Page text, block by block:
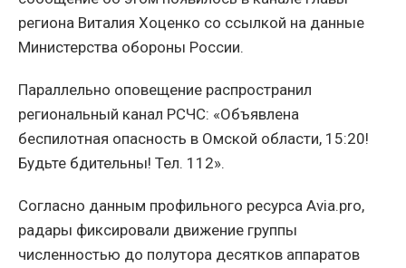
региона Виталия Хоценко со ссылкой на данные
Министерства обороны России.
Параллельно оповещение распространил
региональный канал РСЧС: «Объявлена
беспилотная опасность в Омской области, 15:20!
Будьте бдительны! Тел. 112».
Согласно данным профильного ресурса Avia.pro,
радары фиксировали движение группы
численностью до полутора десятков аппаратов